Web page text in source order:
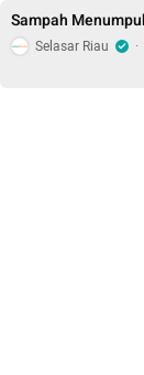
Selasar Riau ·